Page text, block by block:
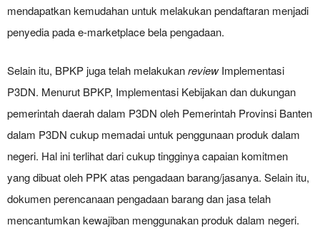
mendapatkan kemudahan untuk melakukan pendaftaran menjadi
penyedia pada e-marketplace bela pengadaan.
Selain itu, BPKP juga telah melakukanreviewImplementasi
P3DN. Menurut BPKP, Implementasi Kebijakan dan dukungan
pemerintah daerah dalam P3DN oleh Pemerintah Provinsi Banten
dalam P3DN cukup memadai untuk penggunaan produk dalam
negeri. Hal ini terlihat dari cukup tingginya capaian komitmen
yang dibuat oleh PPK atas pengadaan barang/jasanya. Selain itu,
dokumen perencanaan pengadaan barang dan jasa telah
mencantumkan kewajiban menggunakan produk dalam negeri.